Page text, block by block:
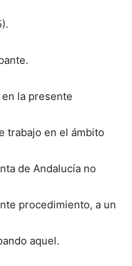
la presente
trabajo en el ámbito
de Andalucía no
procedimiento, a un
aquel.